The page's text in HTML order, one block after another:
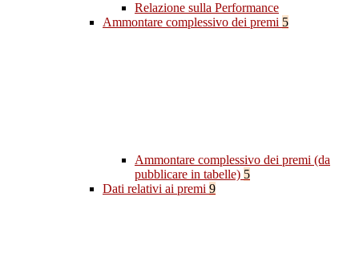
Relazione sulla Performance
Ammontare complessivo dei premi 5
Ammontare complessivo dei premi (da
pubblicare in tabelle) 5
Dati relativi ai premi 9